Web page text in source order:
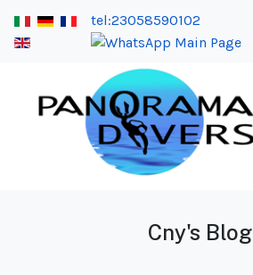
tel:23058590102
Cny's Blog